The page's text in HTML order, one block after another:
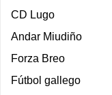
CD Lugo
Andar Miudiño
Forza Breo
Fútbol gallego